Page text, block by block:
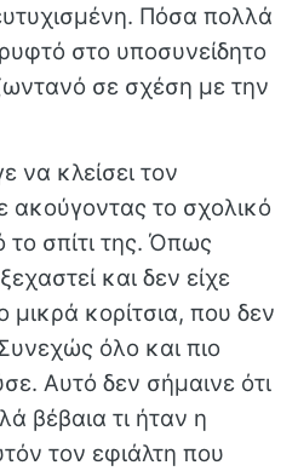
Πόσα πολλά
στο υποσυνείδητο
σε σχέση με την
κλείσει τον
ακούγοντας το σχολικό
σπίτι της. Όπως
και δεν είχε
μικρά κορίτσια, που δεν
όλο και πιο
Αυτό δεν σήμαινε ότι
βέβαια τι ήταν η
τον εφιάλτη που